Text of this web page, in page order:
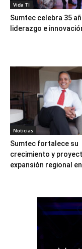
Vida TI
Sumtec celebra 35
liderazgo e
Noticias
Sumtec fortalece su
crecimiento y
expansión regional